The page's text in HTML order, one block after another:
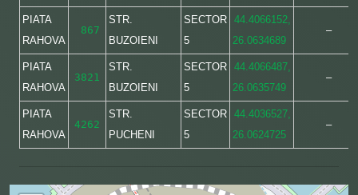
PIATA
RAHOVA
867
STR.
BUZOIENI
SECTOR
5
44.4066152,
26.0634689
–
PIATA
RAHOVA
3821
STR.
BUZOIENI
SECTOR
5
44.4066487,
26.0635749
–
PIATA
RAHOVA
4262
STR.
PUCHENI
SECTOR
5
44.4036527,
26.0624725
–